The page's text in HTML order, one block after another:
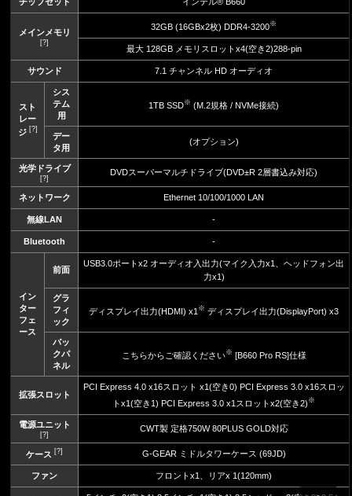
メインメモリ
[?]
32GB (16GBx2枚) DDR4-3200※
最大 128GB メモリスロットx4(空き2)288-pin
サウンド 7.1 チャンネル HD オーディオ
スト
レー
ジ [?]
シス
テム
用
1TB SSD※ (M.2規格 / NVMe接続)
デー
タ用
(オプション)
光学ドライブ
[?]
DVDスーパーマルチドライブ(DVD±R 2層書込み対応)
ネットワーク Ethernet 10/100/1000 LAN
無線LAN -
Bluetooth -
イン
ター
フェ
ース
前面
USB3.0ポートx2 オーディオ入出力(マイク入力x1、ヘッドフォン出
力x1)
グラ
フィ
ック
ディスプレイ出力(HDMI) x1 ※ ディスプレイ出力(DisplayPort) x3
バッ
クパ
ネル
こちらからご確認ください※ [B660 Pro RS]仕様
拡張スロット
PCI Express 4.0 x16スロット x1(空き0) PCI Express 3.0 x16スロッ
トx1(空き1) PCI Express 3.0 x1スロットx2(空き2) ※
電源ユニット
[?]
CWT製 定格750W 80PLUS GOLD対応
ケース [?] G-GEAR ミドルタワーケース (69JD)
ファン フロントx1、リアx 1(120mm)